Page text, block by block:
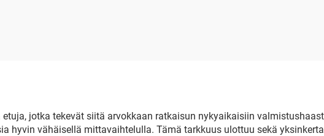
jotka tekevät siitä arvokkaan ratkaisun nykyaikaisiin
hyvin vähäisellä mittavaihtelulla. Tämä tarkkuus ulottuu sekä